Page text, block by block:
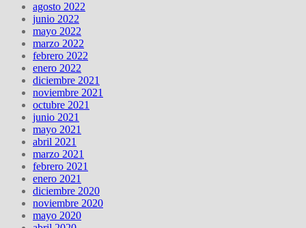
agosto 2022
junio 2022
mayo 2022
marzo 2022
febrero 2022
enero 2022
diciembre 2021
noviembre 2021
octubre 2021
junio 2021
mayo 2021
abril 2021
marzo 2021
febrero 2021
enero 2021
diciembre 2020
noviembre 2020
mayo 2020